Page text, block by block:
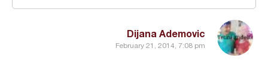
Dijana Ademovic
February 21, 2014, 7:08 pm